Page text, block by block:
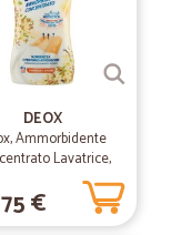
DEOX
Ammorbidente
Lavatrice,
e Argan, 33
660 ml
€